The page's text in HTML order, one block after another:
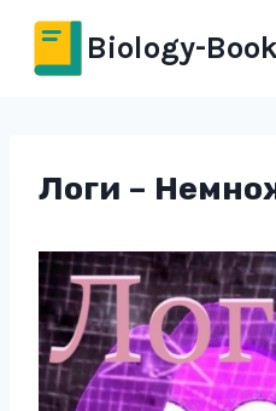
Перейти
содержимому
Biology-
Логи –